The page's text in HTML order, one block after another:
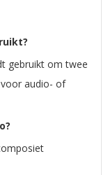
gebruikt om twee
voor audio- of